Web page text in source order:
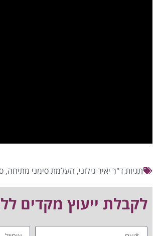
תגיותד"ר יאיר גילוני, העלמת סימני מתיחה,
לקבלת ייעוץ מקדים ללא התחייבות